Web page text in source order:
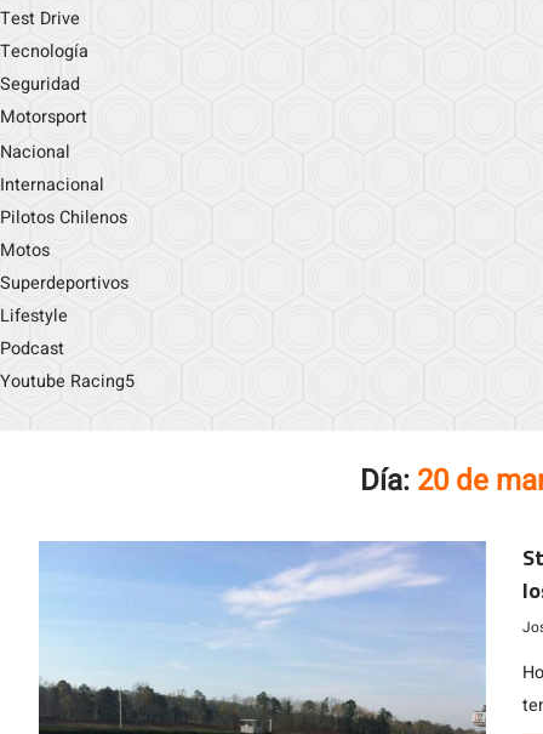
Test Drive
Tecnología
Seguridad
Motorsport
Nacional
Internacional
Pilotos Chilenos
Motos
Superdeportivos
Lifestyle
Podcast
Youtube Racing5
Día: 20 de